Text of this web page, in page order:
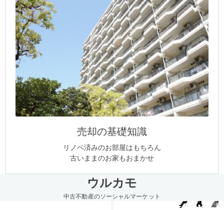
売却の基礎知識
リノベ済みのお部屋はもちろん
古いままのお家もおまかせ
ウルカモ
中古不動産のソーシャルマーケット